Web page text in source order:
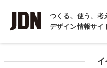
つくる、使う、考
デザイン情報サイ
INTERVIEW
インタビュー
イ